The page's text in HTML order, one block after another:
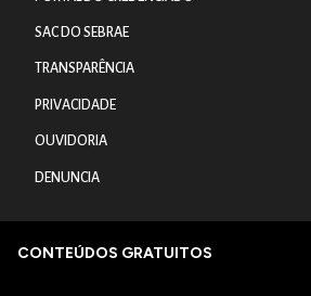
SAC DO SEBRAE
TRANSPARÊNCIA
PRIVACIDADE
OUVIDORIA
DENUNCIA
CONTEÚDOS GRATUITOS